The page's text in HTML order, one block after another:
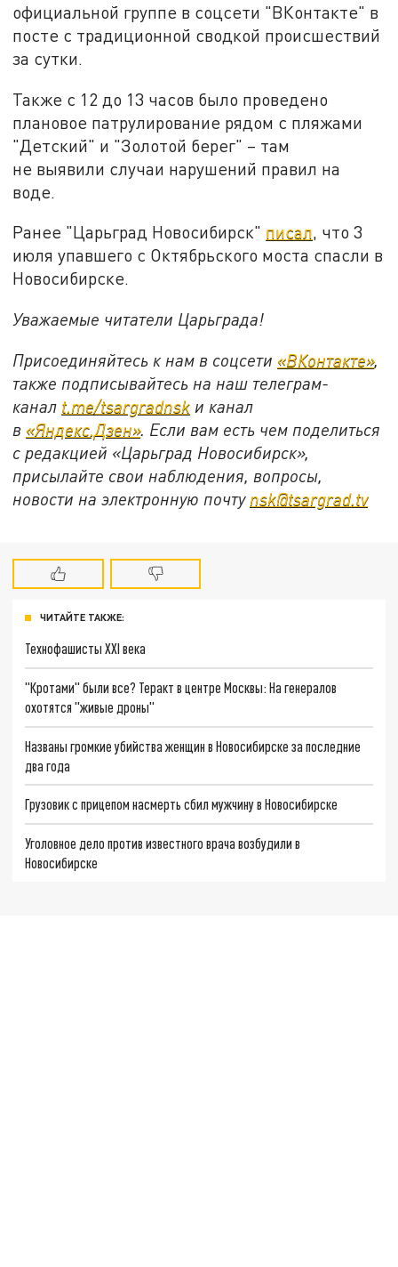
официальной группе в соцсети "ВКонтакте" в
посте с традиционной сводкой происшествий
за сутки.
Также с 12 до 13 часов было проведено
плановое патрулирование рядом с пляжами
"Детский" и "Золотой берег" – там
не выявили случаи нарушений правил на
воде.
Ранее "Царьград Новосибирск" писал, что 3
июля упавшего с Октябрьского моста спасли в
Новосибирске.
Уважаемые читатели Царьграда!
Присоединяйтесь к нам в соцсети «ВКонтакте»,
также подписывайтесь на наш телеграм-
канал t.me/tsargradnsk и канал
в «Яндекс.Дзен». Если вам есть чем поделиться
с редакцией «Царьград Новосибирск»,
присылайте свои наблюдения, вопросы,
новости на электронную почту nsk@tsargrad.tv
ЧИТАЙТЕ ТАКЖЕ:
Технофашисты XXI века
"Кротами" были все? Теракт в центре Москвы: На генералов
охотятся "живые дроны"
Названы громкие убийства женщин в Новосибирске за последние
два года
Грузовик с прицепом насмерть сбил мужчину в Новосибирске
Уголовное дело против известного врача возбудили в
Новосибирске